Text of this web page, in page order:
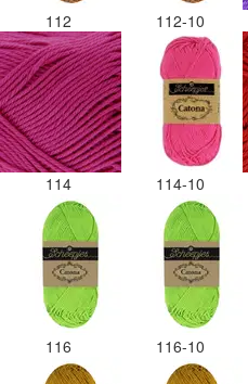
112 112-10
114 114-10
116 116-10